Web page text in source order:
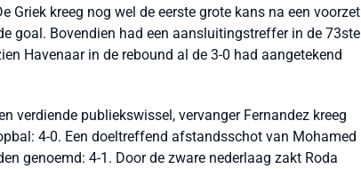
Griek kreeg nog wel de eerste grote kans na een voorzet
goal. Bovendien had een aansluitingstreffer in de 73ste
Havenaar in de rebound al de 3-0 had aangetekend
verdiende publiekswissel, vervanger Fernandez kreeg
4-0. Een doeltreffend afstandsschot van Mohamed
genoemd: 4-1. Door de zware nederlaag zakt Roda